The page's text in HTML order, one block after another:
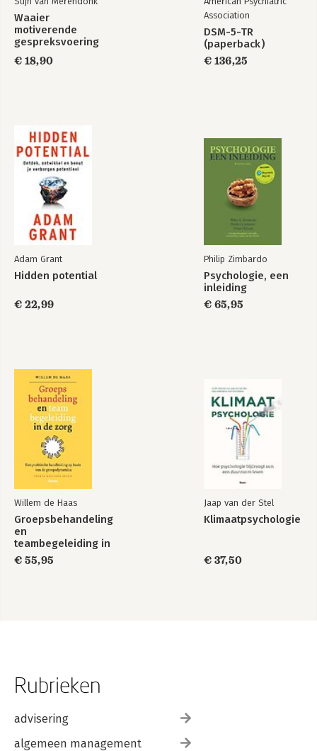
Never Finished Can't Hurt Me
Waaier
motiverende
gespreksvoering
€ 18,90
Association
DSM-5-TR
(paperback)
€ 136,25
Adam Grant
Hidden potential
€ 22,99
Philip Zimbardo
Psychologie, een
inleiding
€ 65,95
Willem de Haas
Groepsbehandeling
en
teambegeleiding in
de zorg
€ 55,95
Jaap van der Stel
Klimaatpsychologie
€ 37,50
Rubrieken
advisering
algemeen management